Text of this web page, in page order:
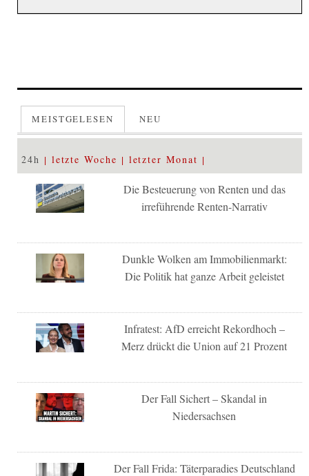
MEISTGELESEN NEU
24h letzte Woche letzter Monat
Die Besteuerung von Renten und das
irreführende Renten-Narrativ
Dunkle Wolken am Immobilienmarkt:
Die Politik hat ganze Arbeit geleistet
Infratest: AfD erreicht Rekordhoch –
Merz drückt die Union auf 21 Prozent
Der Fall Sichert – Skandal in
Niedersachsen
Der Fall Frida: Täterparadies Deutschland